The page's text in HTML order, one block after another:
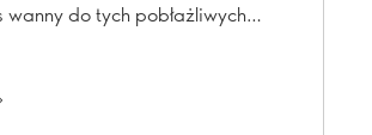
wanny do tych pobłażliwych
doświadczeniem